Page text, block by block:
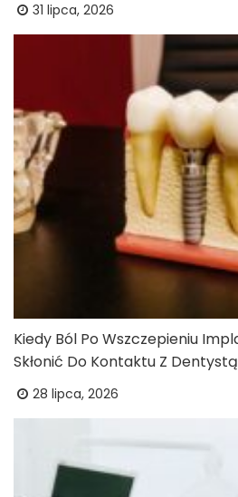
31 lipca, 2026
Kiedy Ból Po Wszczepieniu
Skłonić Do Kontaktu Z
28 lipca, 2026